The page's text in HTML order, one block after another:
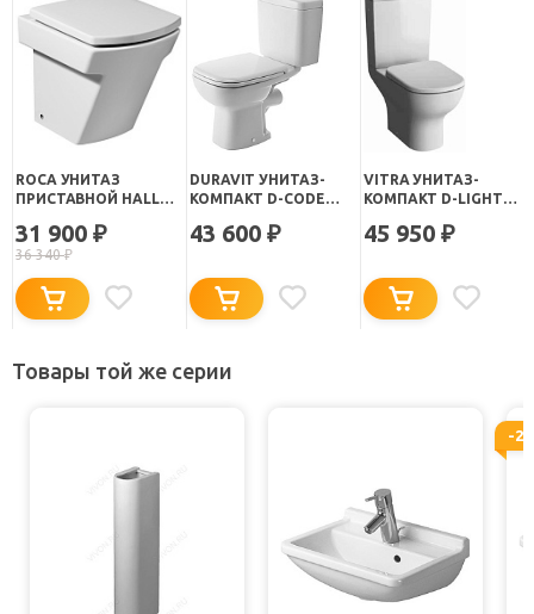
ROCA УНИТАЗ
ПРИСТАВНОЙ HALL
31 900 ₽
36 340₽
DURAVIT УНИТАЗ-
КОМПАКТ D-CODE
43 600 ₽
VITRA УНИТАЗ-
КОМПАКТ D-LIGHT
БЕЗОБОДКОВЫЙ С
45 950 ₽
Товары той же серии
-